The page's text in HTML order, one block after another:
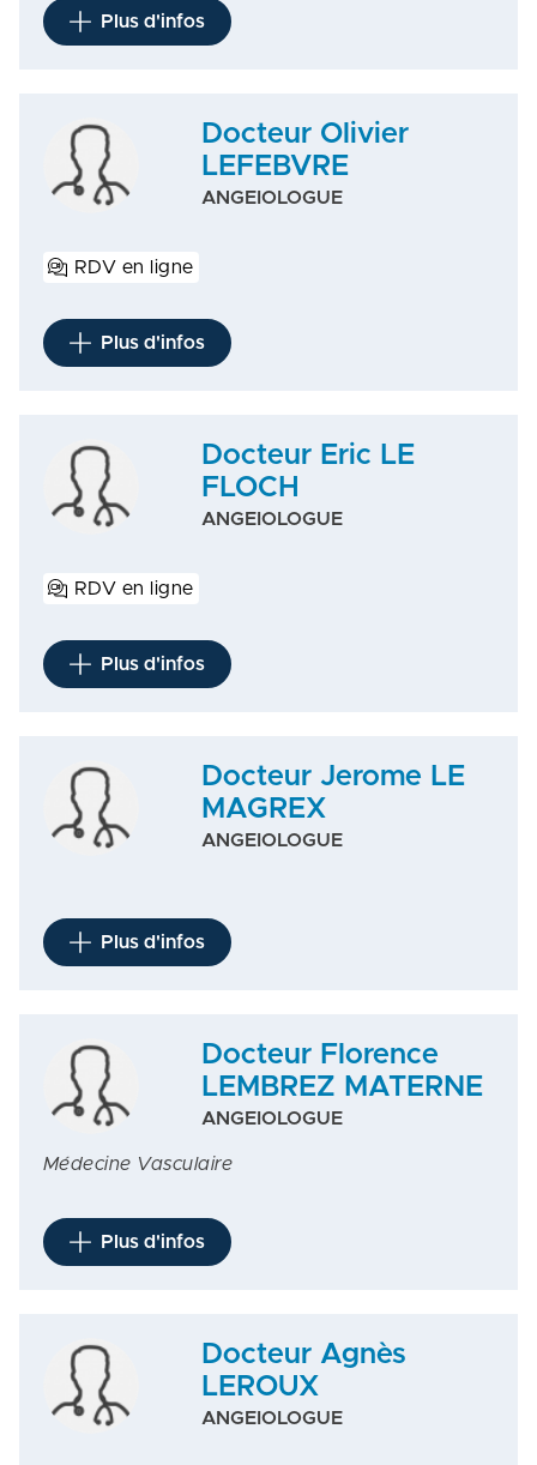
Plus d'infos
Docteur Olivier
LEFEBVRE
ANGEIOLOGUE
RDV en ligne
Plus d'infos
Docteur Eric LE
FLOCH
ANGEIOLOGUE
RDV en ligne
Plus d'infos
Docteur Jerome LE
MAGREX
ANGEIOLOGUE
Plus d'infos
Docteur Florence
LEMBREZ MATERNE
ANGEIOLOGUE
Médecine Vasculaire
Plus d'infos
Docteur Agnès
LEROUX
ANGEIOLOGUE